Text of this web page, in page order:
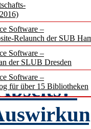
Software –
Relaunch der SUB
Software –
der SLUB Dresden
Software –
für über 15 Bibliotheken